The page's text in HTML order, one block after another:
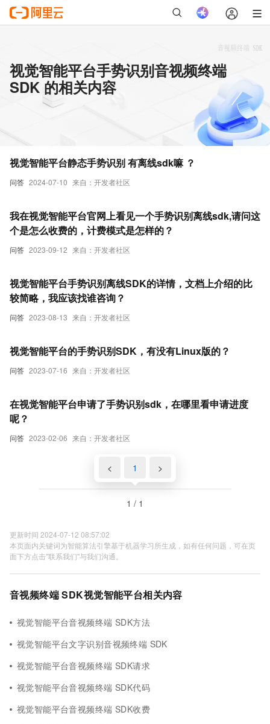
视觉智能平台手势识别音视频终端
SDK 的相关内容
问答 2024-07-10 来自：开发者社区
视觉智能平台静态手势识别 有离线sdk嘛 ？
问答 2023-09-12 来自：开发者社区
我在视觉智能平台官网上看见一个手势识别离线sdk,请问这
个是怎么收费的，计费模式是怎样的？
问答 2023-08-13 来自：开发者社区
视觉智能平台手势识别离线SDK的详情，文档上介绍的比
较简略，我应该找谁咨询？
问答 2023-07-16 来自：开发者社区
视觉智能平台的手势识别SDK，有没有Linux版的？
问答 2023-02-06 来自：开发者社区
在视觉智能平台申请了手势识别sdk，在哪里看申请进度
呢？
< 1 >
1 / 1
更新时间 2024-07-12 08:57:02
本页面内关键词为智能算法引擎基于机器学习所生成，如有任何问题，可在页
面下方点击"联系我们"与我们沟通。
音视频终端 SDK视觉智能平台相关内容
视觉智能平台音视频终端 SDK方法
视觉智能平台文字识别音视频终端 SDK
视觉智能平台音视频终端 SDK请求
视觉智能平台音视频终端 SDK代码
视觉智能平台音视频终端 SDK收费